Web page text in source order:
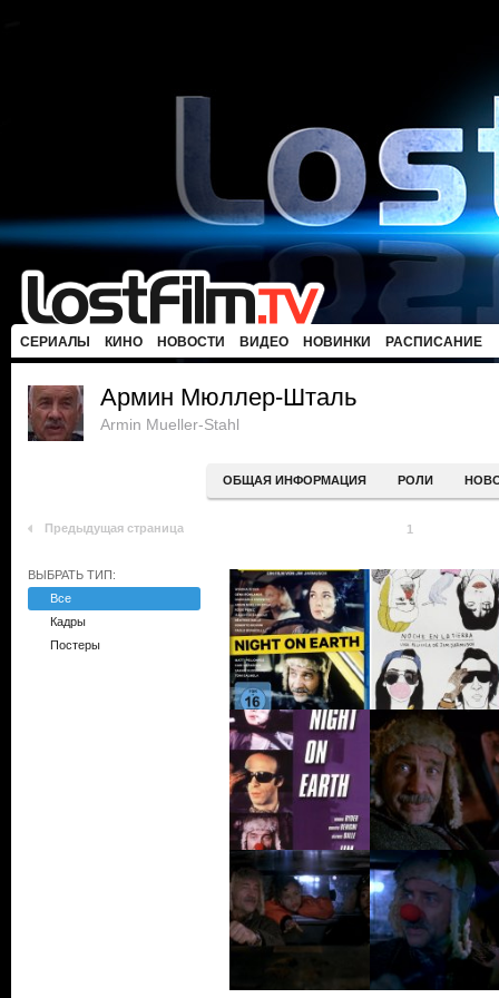
СЕРИАЛЫ КИНО НОВОСТИ ВИДЕО НОВИНКИ РАСПИСАНИЕ
Армин Мюллер-Шталь
Armin Mueller-Stahl
ОБЩАЯ ИНФОРМАЦИЯ РОЛИ
Предыдущая страница 1
ВЫБРАТЬ ТИП:
Все
Кадры
Постеры